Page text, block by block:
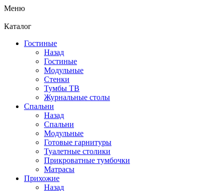
Меню
Каталог
Гостиные
Назад
Гостиные
Модульные
Стенки
Тумбы ТВ
Журнальные столы
Спальни
Назад
Спальни
Модульные
Готовые гарнитуры
Туалетные столики
Прикроватные тумбочки
Матрасы
Прихожие
Назад